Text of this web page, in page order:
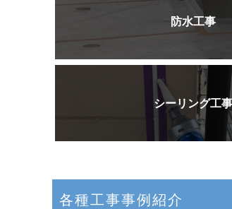
防水工事
シーリング工事
各種工事事例紹介